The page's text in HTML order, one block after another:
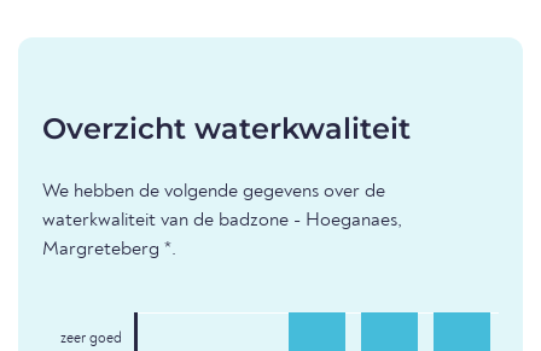
Overzicht waterkwaliteit
We hebben de volgende gegevens over de
waterkwaliteit van de badzone - Hoeganaes,
Margreteberg *.
zeer goed